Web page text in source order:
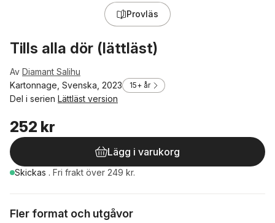
Provläs
Tills alla dör (lättläst)
Av Diamant Salihu
Kartonnage, Svenska, 2023
15+ år
Del i serien Lättläst version
252 kr
Lägg i varukorg
Skickas . Fri frakt över 249 kr.
Fler format och utgåvor